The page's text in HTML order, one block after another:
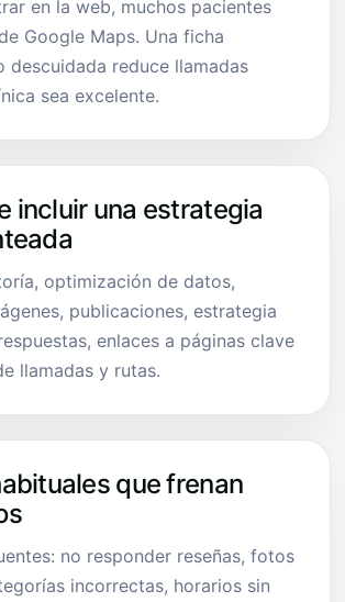
en la web, muchos pacientes
Google Maps. Una ficha
descuidada reduce llamadas
sea excelente.
incluir una estrategia
optimización de datos,
publicaciones, estrategia
enlaces a páginas clave
llamadas y rutas.
que frenan
no responder reseñas, fotos
incorrectas, horarios sin